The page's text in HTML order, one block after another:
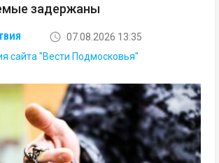
задержаны
07.08.2026 13:35
сайта "Вести Подмосковья"